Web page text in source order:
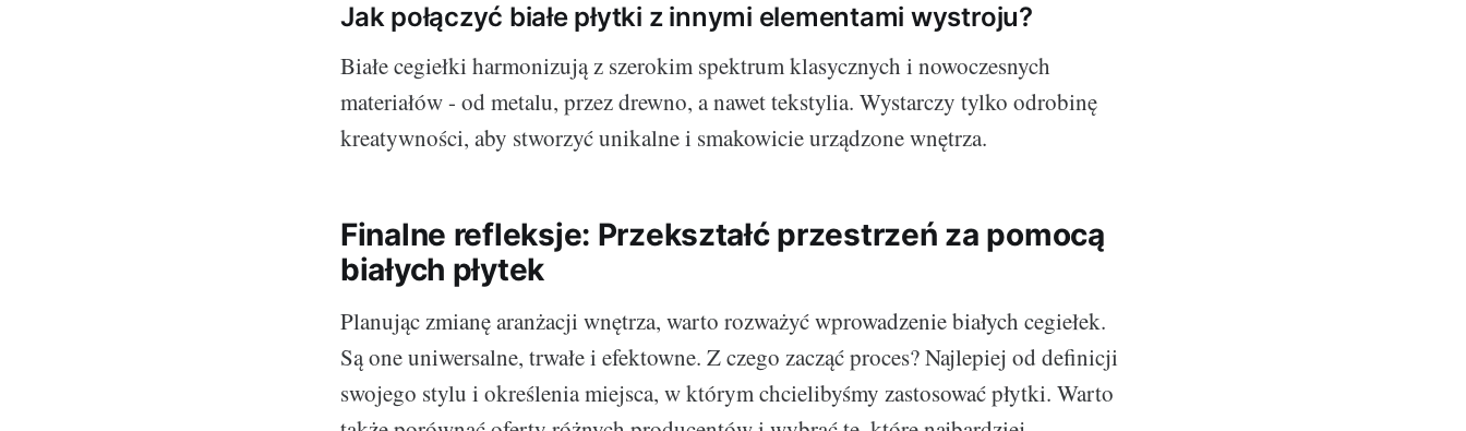
Jak połączyć białe płytki z innymi elementami wystroju?
Białe cegiełki harmonizują z szerokim spektrum klasycznych i nowoczesnych
materiałów - od metalu, przez drewno, a nawet tekstylia. Wystarczy tylko odrobinę
kreatywności, aby stworzyć unikalne i smakowicie urządzone wnętrza.
Finalne refleksje: Przekształć przestrzeń za pomocą
białych płytek
Planując zmianę aranżacji wnętrza, warto rozważyć wprowadzenie białych cegiełek.
Są one uniwersalne, trwałe i efektowne. Z czego zacząć proces? Najlepiej od definicji
swojego stylu i określenia miejsca, w którym chcielibyśmy zastosować płytki. Warto